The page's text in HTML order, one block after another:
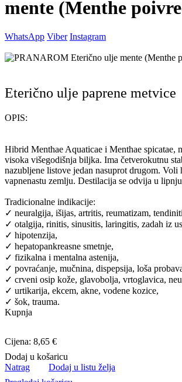
mente (Menthe
WhatsApp Viber Instagram
Eterično ulje paprene metvice
OPIS:
Hibrid Menthae Aquaticae i Menthae spicatae,
visoka višegodišnja biljka. Ima četverokutnu
nazubljene listove jedan nasuprot drugom. Voli
vapnenastu zemlju. Destilacija se odvija u
Tradicionalne indikacije:
✓ neuralgija, išijas, artritis, reumatizam,
✓ otalgija, rinitis, sinusitis, laringitis, zadah iz
✓ hipotenzija,
✓ hepatopankreasne smetnje,
✓ fizikalna i mentalna astenija,
✓ povraćanje, mučnina, dispepsija, loša
✓ crveni osip kože, glavobolja, vrtoglavica,
✓ urtikarija, ekcem, akne, vodene kozice,
✓ šok, trauma.
Kupnja
Cijena: 8,65 €
Dodaj u košaricu
Natrag
Dodaj u listu želja